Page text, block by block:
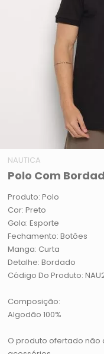
NAUTICA
Polo Com
Produto: Polo
Cor: Preto
Gola: Esporte
Fechamento: Botões
Manga: Curta
Detalhe: Bordado
Código Do Produto:
Composição:
Algodão 100%
O produto ofertado